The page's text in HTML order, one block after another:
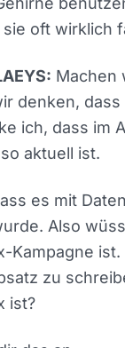
finde,
wir hier
oder
oft wirklich
Machen
denken,
ich, dass im
aktuell ist.